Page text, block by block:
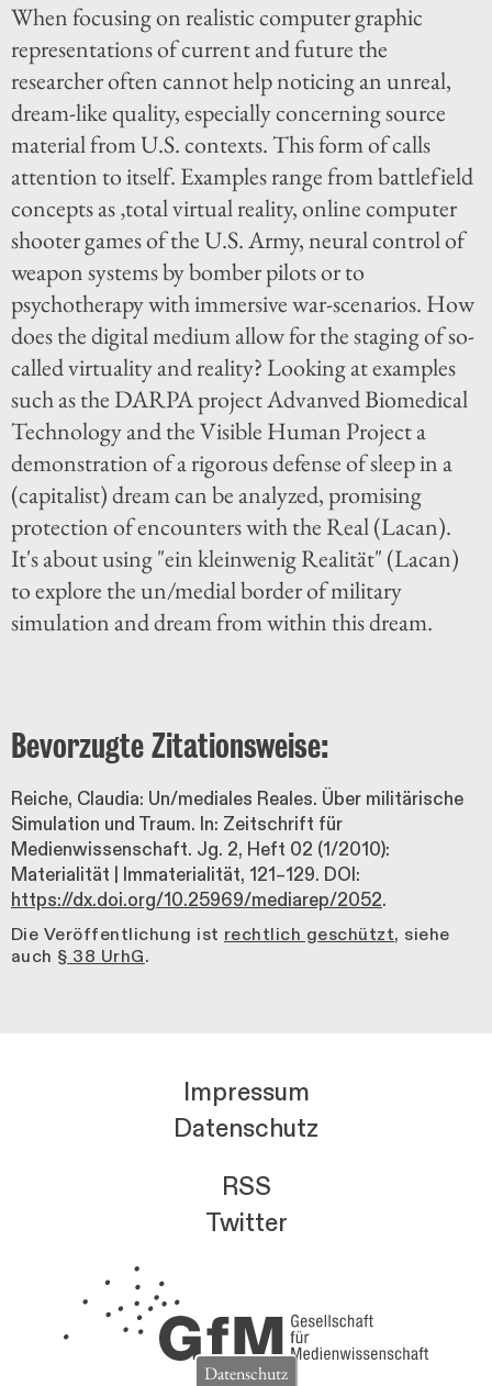
When focusing on realistic computer graphic
representations of current and future the
researcher often cannot help noticing an unreal,
dream-like quality, especially concerning source
material from U.S. contexts. This form of calls
attention to itself. Examples range from battlefield
concepts as ‚total virtual reality, online computer
shooter games of the U.S. Army, neural control of
weapon systems by bomber pilots or to
psychotherapy with immersive war-scenarios. How
does the digital medium allow for the staging of so-
called virtuality and reality? Looking at examples
such as the DARPA project Advanved Biomedical
Technology and the Visible Human Project a
demonstration of a rigorous defense of sleep in a
(capitalist) dream can be analyzed, promising
protection of encounters with the Real (Lacan).
It's about using "ein kleinwenig Realität" (Lacan)
to explore the un/medial border of military
simulation and dream from within this dream.
Bevorzugte Zitationsweise:
Reiche, Claudia: Un/mediales Reales. Über militärische
Simulation und Traum. In: Zeitschrift für
Medienwissenschaft. Jg. 2, Heft 02 (1/2010):
Materialität | Immaterialität, 121–129. DOI:
https://dx.doi.org/10.25969/mediarep/2052.
Die Veröffentlichung ist rechtlich geschützt, siehe
auch § 38 UrhG.
Impressum
Datenschutz
RSS
Twitter
Datenschutz